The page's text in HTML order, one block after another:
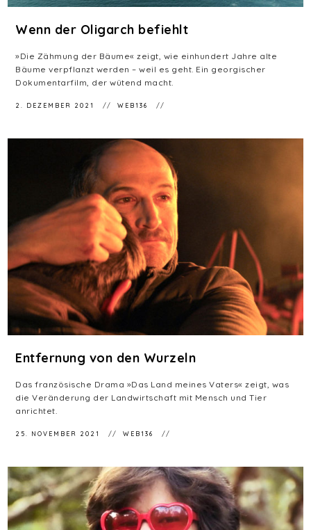
Wenn der Oligarch befiehlt
»Die Zähmung der Bäume« zeigt, wie einhundert Jahre alte
Bäume verpflanzt werden – weil es geht. Ein georgischer
Dokumentarfilm, der wütend macht.
2. DEZEMBER 2021 WEB136
Entfernung von den Wurzeln
Das französische Drama »Das Land meines Vaters« zeigt, was
die Veränderung der Landwirtschaft mit Mensch und Tier
anrichtet.
25. NOVEMBER 2021 WEB136